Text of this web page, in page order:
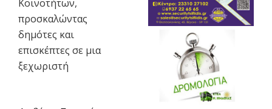
Κοινοτήτων,
προσκαλώντας
δημότες και
επισκέπτες σε μια
ξεχωριστή